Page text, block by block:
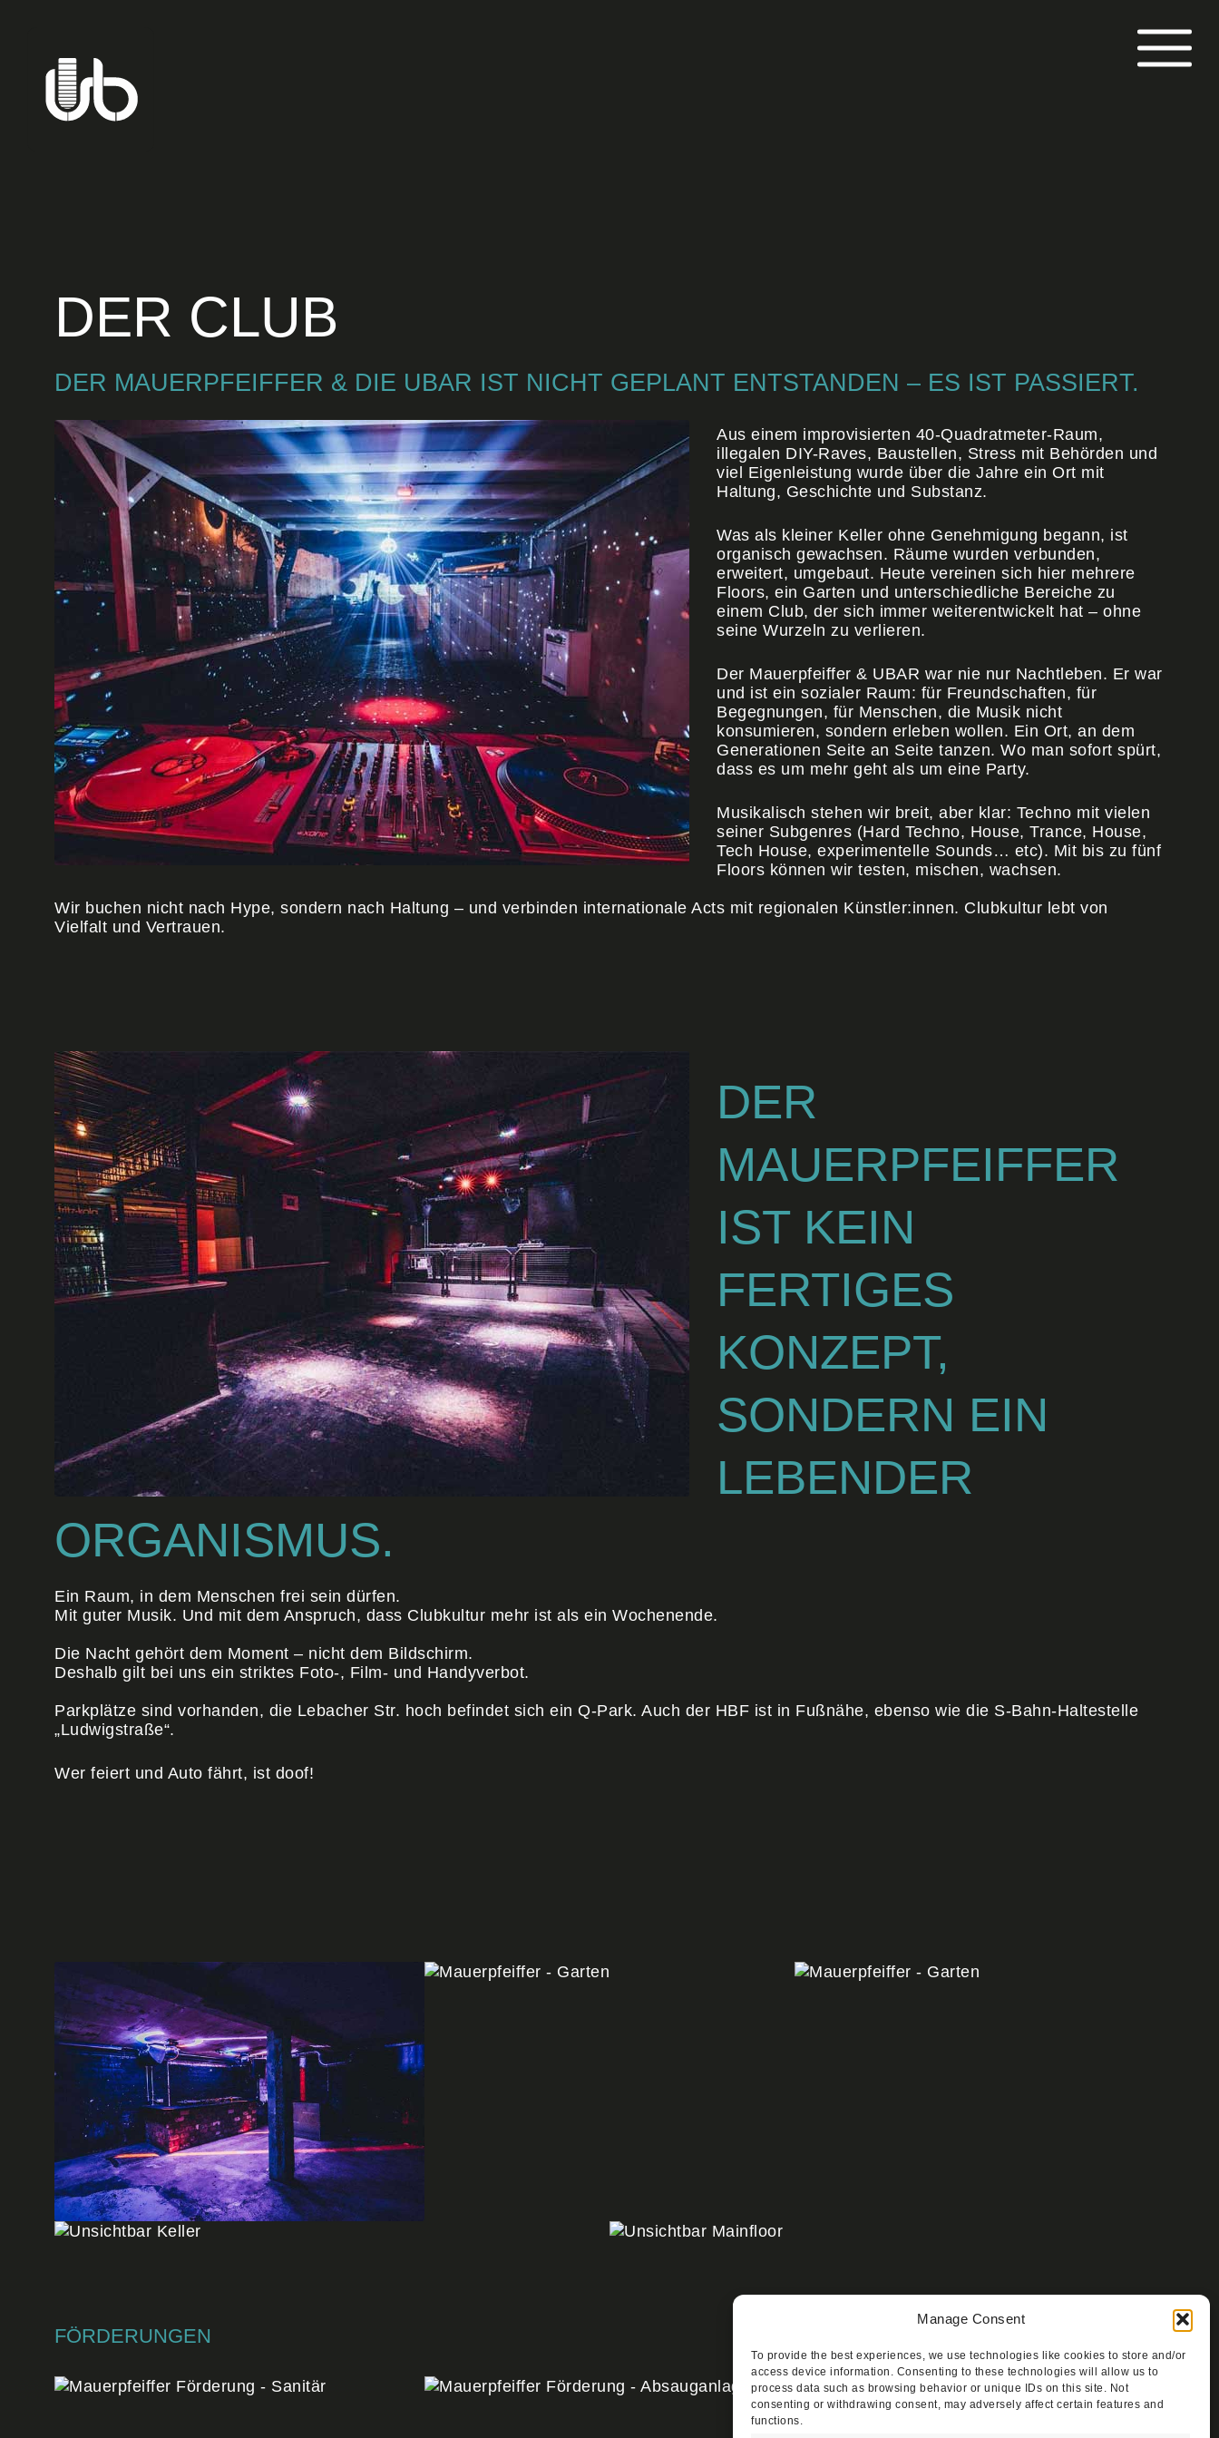
Manage Consent
To provide the best experiences, we use technologies like cookies to store and/or
access device information. Consenting to these technologies will allow us to
process data such as browsing behavior or unique IDs on this site. Not
consenting or withdrawing consent, may adversely affect certain features and
functions.
DER CLUB
DER MAUERPFEIFFER & DIE UBAR IST NICHT GEPLANT ENTSTANDEN – ES IST PASSIERT.
Aus einem improvisierten 40-Quadratmeter-Raum,
illegalen DIY-Raves, Baustellen, Stress mit Behörden und
viel Eigenleistung wurde über die Jahre ein Ort mit
Haltung, Geschichte und Substanz.
Was als kleiner Keller ohne Genehmigung begann, ist
organisch gewachsen. Räume wurden verbunden,
erweitert, umgebaut. Heute vereinen sich hier mehrere
Floors, ein Garten und unterschiedliche Bereiche zu
einem Club, der sich immer weiterentwickelt hat – ohne
seine Wurzeln zu verlieren.
Der Mauerpfeiffer & UBAR war nie nur Nachtleben. Er war
und ist ein sozialer Raum: für Freundschaften, für
Begegnungen, für Menschen, die Musik nicht
konsumieren, sondern erleben wollen. Ein Ort, an dem
Generationen Seite an Seite tanzen. Wo man sofort spürt,
dass es um mehr geht als um eine Party.
Musikalisch stehen wir breit, aber klar: Techno mit vielen
seiner Subgenres (Hard Techno, House, Trance, House,
Tech House, experimentelle Sounds… etc). Mit bis zu fünf
Floors können wir testen, mischen, wachsen.
Wir buchen nicht nach Hype, sondern nach Haltung – und verbinden internationale Acts mit regionalen Künstler:innen. Clubkultur lebt von
Vielfalt und Vertrauen.
DER
MAUERPFEIFFER
IST KEIN
FERTIGES
KONZEPT,
SONDERN EIN
LEBENDER
ORGANISMUS.
Ein Raum, in dem Menschen frei sein dürfen.
Mit guter Musik. Und mit dem Anspruch, dass Clubkultur mehr ist als ein Wochenende.
Die Nacht gehört dem Moment – nicht dem Bildschirm.
Deshalb gilt bei uns ein striktes Foto-, Film- und Handyverbot.
Parkplätze sind vorhanden, die Lebacher Str. hoch befindet sich ein Q-Park. Auch der HBF ist in Fußnähe, ebenso wie die S-Bahn-Haltestelle
„Ludwigstraße“.
Wer feiert und Auto fährt, ist doof!
FÖRDERUNGEN